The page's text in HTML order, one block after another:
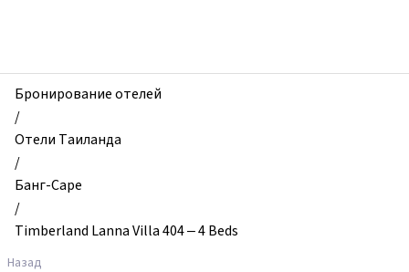
Timberland
Lanna
Villa
404
–
Beds,
Банг-
Саре,
Бронирование отелей
/
Отели Таиланда
/
Банг-Саре
/
Timberland Lanna Villa 404 – 4 Beds
Назад